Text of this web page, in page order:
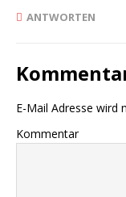
ANTWORTEN
E-Mail Adresse wird
Kommentar